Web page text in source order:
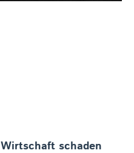
schaden